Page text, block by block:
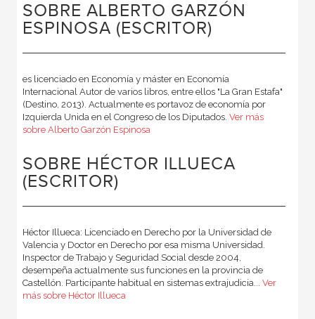
SOBRE ALBERTO GARZÓN
ESPINOSA (ESCRITOR)
es licenciado en Economía y máster en Economía
Internacional Autor de varios libros, entre ellos "La Gran Estafa"
(Destino, 2013). Actualmente es portavoz de economía por
Izquierda Unida en el Congreso de los Diputados. Ver más
sobre Alberto Garzón Espinosa
SOBRE HÉCTOR ILLUECA
(ESCRITOR)
Héctor Illueca: Licenciado en Derecho por la Universidad de
Valencia y Doctor en Derecho por esa misma Universidad.
Inspector de Trabajo y Seguridad Social desde 2004,
desempeña actualmente sus funciones en la provincia de
Castellón. Participante habitual en sistemas extrajudicia... Ver
más sobre Héctor Illueca